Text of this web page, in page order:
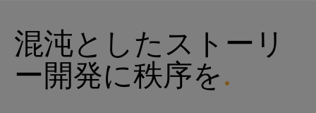
混沌としたストーリ
ー開発に秩序を